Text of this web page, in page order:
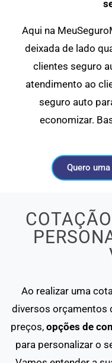
Aqui na
deixada de lado
clientes seguro
atendimento ao
seguro auto
economizar.
Quero
Ao realizar uma
diversos orçamentos
preços, opções de
para personalizar o